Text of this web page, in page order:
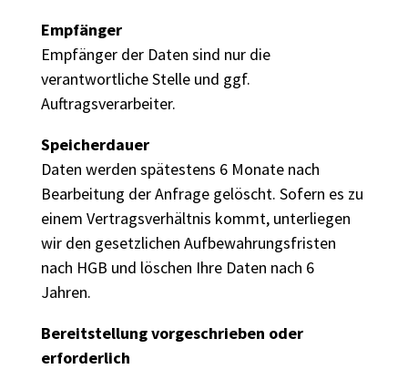
Empfänger
Empfänger der Daten sind nur die
verantwortliche Stelle und ggf.
Auftragsverarbeiter.
Speicherdauer
Daten werden spätestens 6 Monate nach
Bearbeitung der Anfrage gelöscht. Sofern es zu
einem Vertragsverhältnis kommt, unterliegen
wir den gesetzlichen Aufbewahrungsfristen
nach HGB und löschen Ihre Daten nach 6
Jahren.
Bereitstellung vorgeschrieben oder
erforderlich